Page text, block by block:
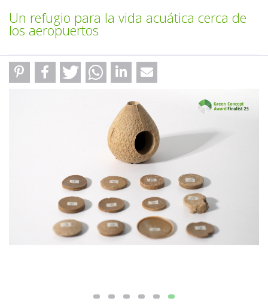
Un refugio para la vida acuática cerca de
los aeropuertos